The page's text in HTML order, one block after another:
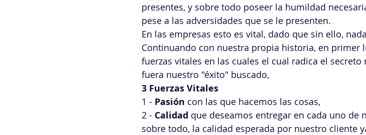
presentes, y sobre todo poseer la humildad
pese a las adversidades que se le presenten.
En las empresas esto es vital, dado que sin ello,
Continuando con nuestra propia historia, en primer
fuerzas vitales en las cuales el cual radica el
fuera nuestro "éxito" buscado,
3 Fuerzas Vitales
1 - Pasión con las que hacemos las cosas,
2 - Calidad que deseamos entregar en cada uno de
sobre todo, la calidad esperada por nuestro cliente